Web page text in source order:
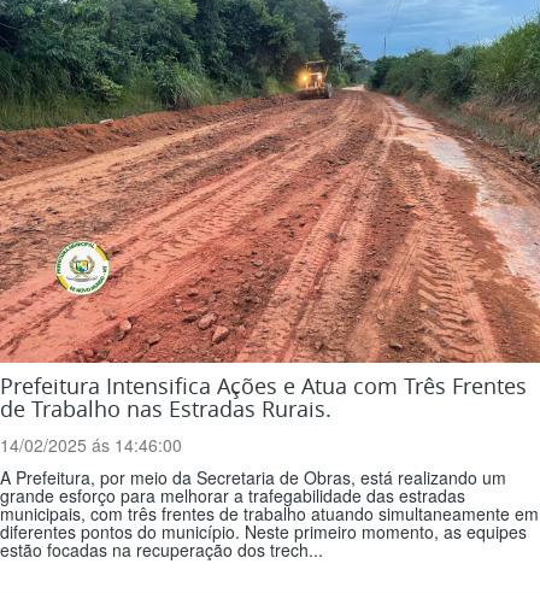
Prefeitura Intensifica Ações e Atua com Três Frentes
de Trabalho nas Estradas Rurais.
14/02/2025 ás 14:46:00
A Prefeitura, por meio da Secretaria de Obras, está realizando um
grande esforço para melhorar a trafegabilidade das estradas
municipais, com três frentes de trabalho atuando simultaneamente em
diferentes pontos do município. Neste primeiro momento, as equipes
estão focadas na recuperação dos trech...